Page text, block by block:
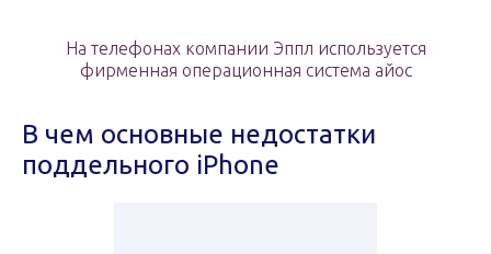
На телефонах компании Эппл используется
фирменная операционная система айос
В чем основные недостатки
поддельного iPhone